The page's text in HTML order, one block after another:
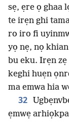
sẹ, ẹre ọ ghaa
te irẹn ghi
ro iro fi
yọ nẹ, nọ
bu eku. Irẹn
keghi huẹn
ma emwa hia
32
ẹmwẹ